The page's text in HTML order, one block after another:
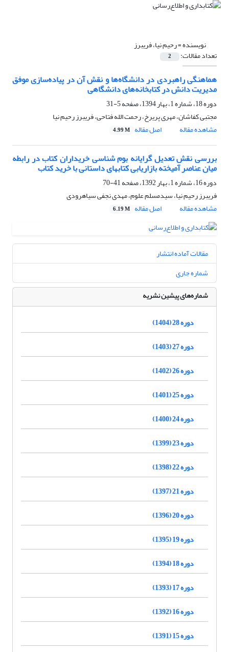
نویسنده =رحیم نیا، فریبرز
تعداد مقالات: 2
هماهنگی راهبردی در دانشگاه‌ها و نقش آن در پیاده‌سازی موفق
مدیریت دانش در کتابخانه‌های دانشگاهی
دوره 18، شماره 1، بهار 1394، صفحه
5-31
مجتبی کفاشان، مهری پریرخ، رحمت الله فتاحی، فریبرز رحیم نیا
مشاهده مقاله
اصل مقاله 4.99 M
بررسی نقش تعدیل گرایانه بوم شناسی خریداران کتاب در رابطه
میان عناصر آمیخته بازاریابی کتابهای داستانی با خرید کتاب
دوره 16، شماره 1، بهار 1392، صفحه
41-70
فریبرز رحیم نیا، سیدمسلم علوم، مهدی نجفی سیاهرودی
مشاهده مقاله
اصل مقاله 6.19 M
مقالات آماده انتشار
شماره جاری
شماره‌های پیشین نشریه
دوره 28 (1404)
دوره 27 (1403)
دوره 26 (1402)
دوره 25 (1401)
دوره 24 (1400)
دوره 23 (1399)
دوره 22 (1398)
دوره 21 (1397)
دوره 20 (1396)
دوره 19 (1395)
دوره 18 (1394)
دوره 17 (1393)
دوره 16 (1392)
دوره 15 (1391)